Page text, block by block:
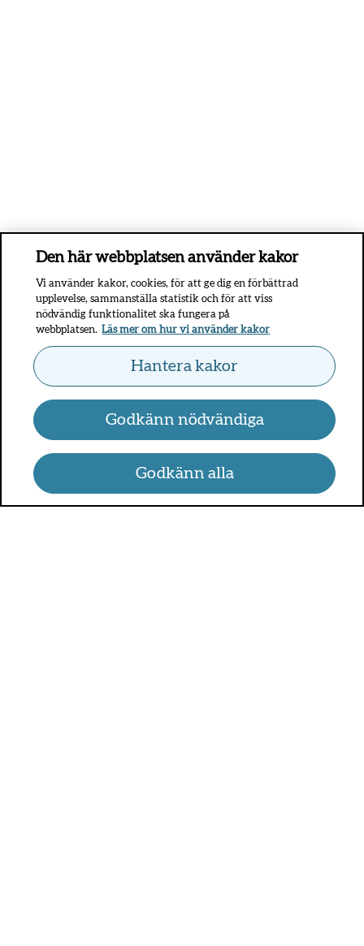
Den här webbplatsen använder kakor
Vi använder kakor, cookies, för att ge dig en förbättrad
upplevelse, sammanställa statistik och för att viss
nödvändig funktionalitet ska fungera på
webbplatsen. Läs mer om hur vi använder kakor
Hantera kakor
Godkänn nödvändiga
Godkänn alla